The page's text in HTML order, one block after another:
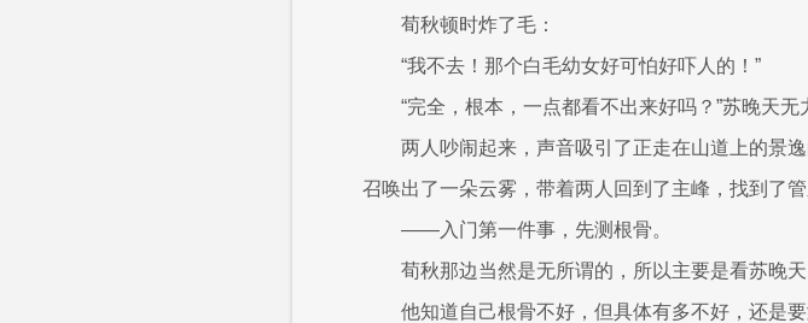
荀秋顿时炸了毛：
“我不去！那个白毛幼女好可怕好吓人的！”
“完全，根本，一点都看不出来好吗？”苏晚天
两人吵闹起来，声音吸引了正走在山道上的景
召唤出了一朵云雾，带着两人回到了主峰，找到了管
——入门第一件事，先测根骨。
荀秋那边当然是无所谓的，所以主要是看苏晚天
他知道自己根骨不好，但具体有多不好，还是要